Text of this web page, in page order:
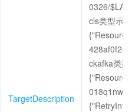
TargetDescription
0326/
cls类型示
ckafka类型